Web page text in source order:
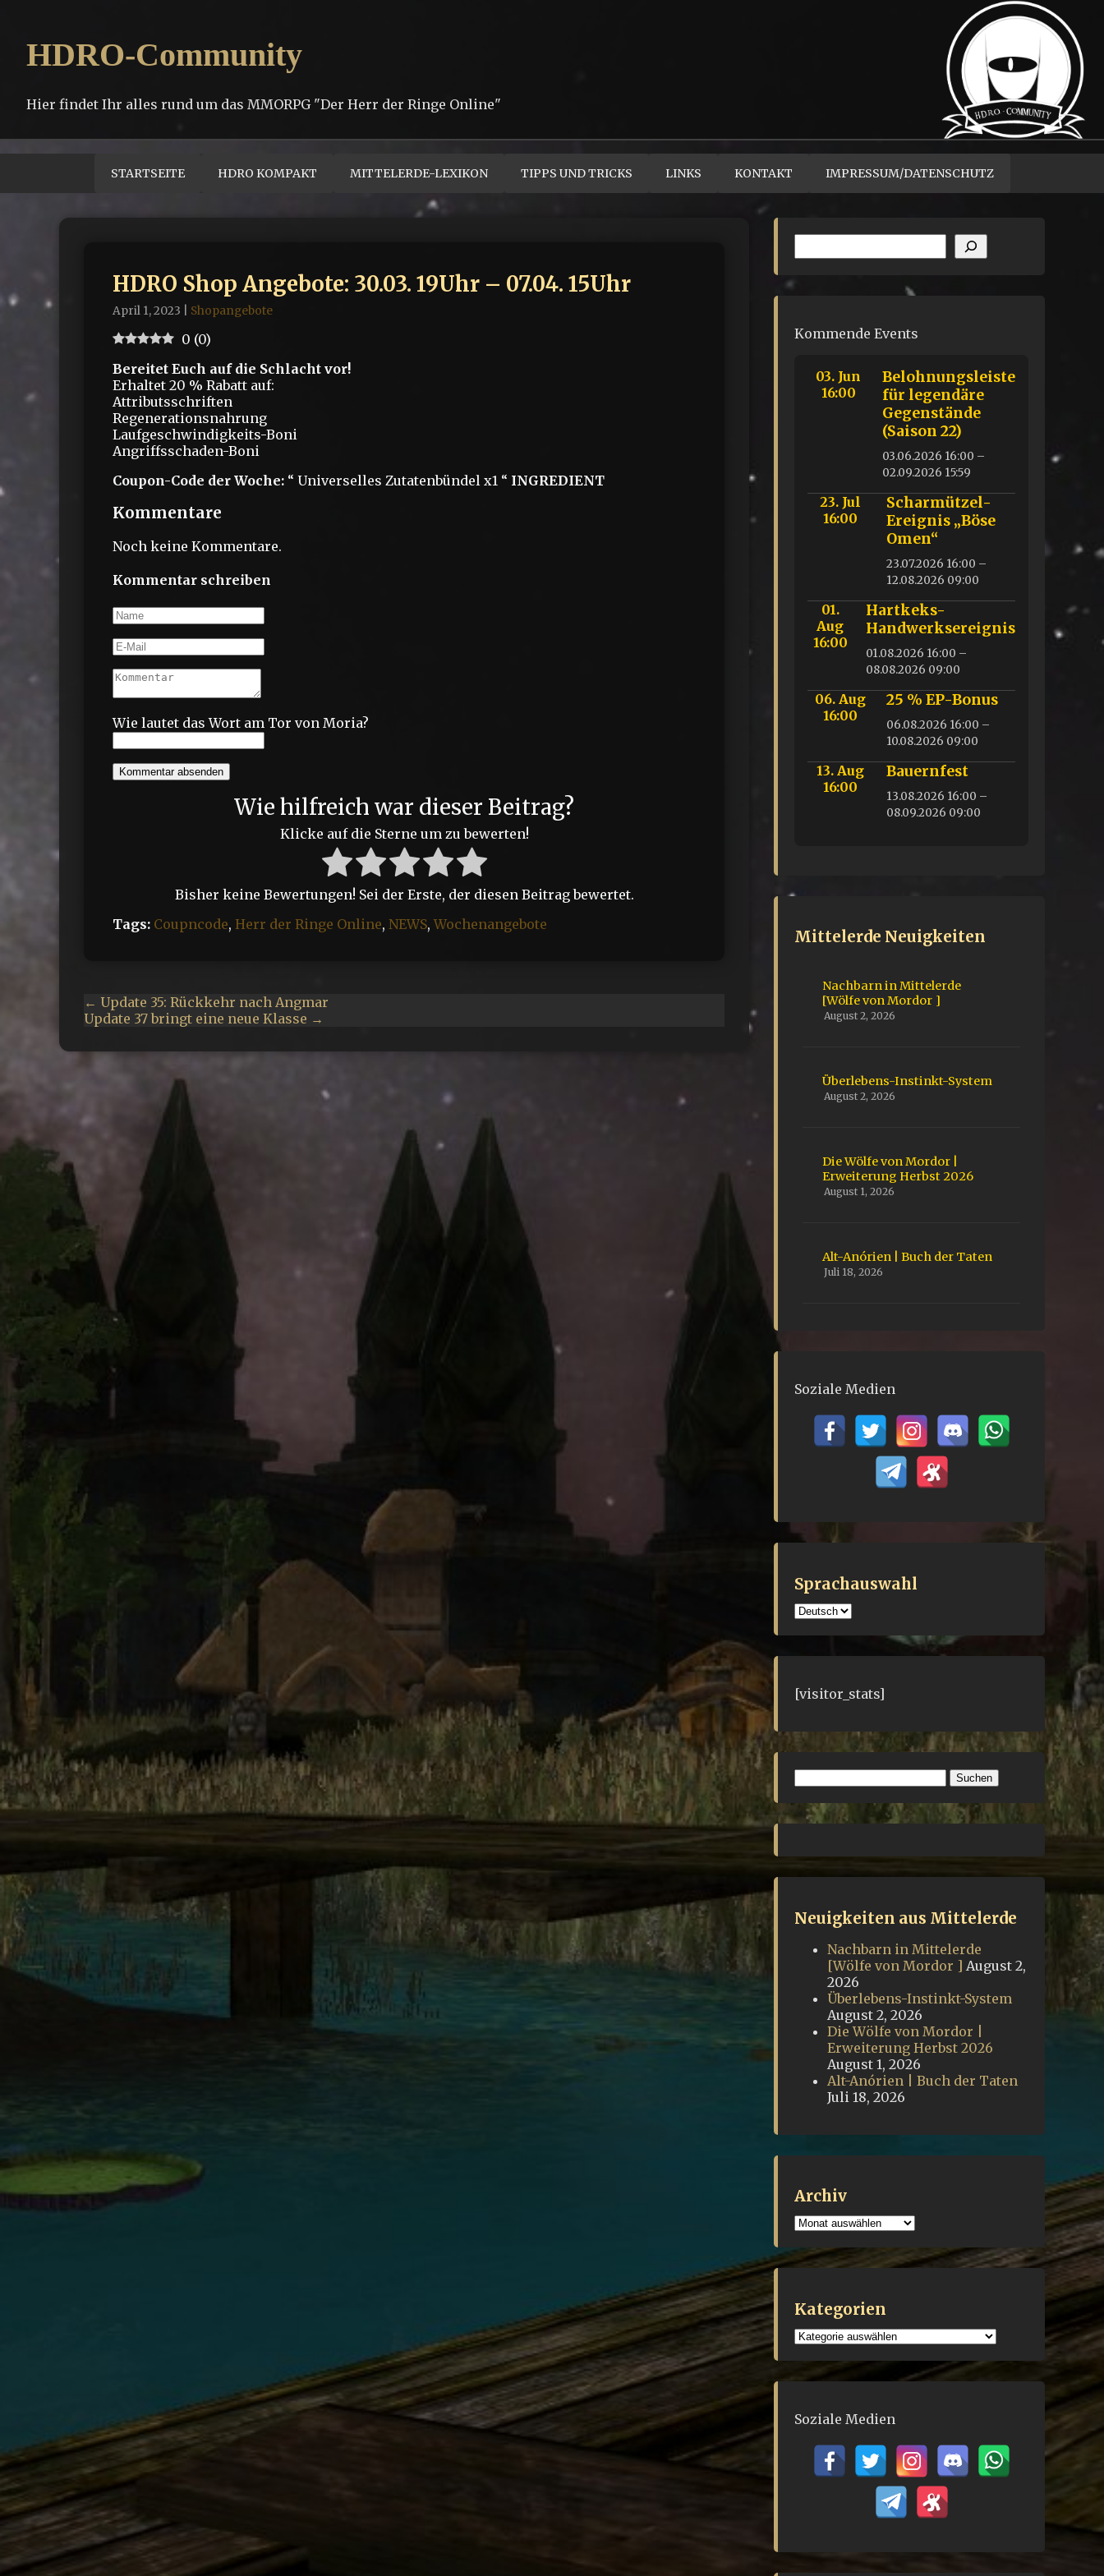
HDRO-Community
Hier findet Ihr alles rund um das MMORPG "Der Herr der Ringe Online"
STARTSEITE HDRO KOMPAKT MITTELERDE-LEXIKON TIPPS UND TRICKS LINKS KONTAKT IMPRESSUM/DATENSCHUTZ
HDRO Shop Angebote: 30.03. 19Uhr – 07.04. 15Uhr
April 1, 2023 Shopangebote
0 (0)
Bereitet Euch auf die Schlacht vor!
Erhaltet 20 % Rabatt auf:
Attributsschriften
Regenerationsnahrung
Laufgeschwindigkeits-Boni
Angriffsschaden-Boni
Coupon-Code der Woche: “ Universelles Zutatenbündel x1 “ INGREDIENT
Kommentare
Noch keine Kommentare.
Kommentar schreiben
Wie lautet das Wort am Tor von Moria?
Kommentar absenden
Wie hilfreich war dieser Beitrag?
Klicke auf die Sterne um zu bewerten!
Bisher keine Bewertungen! Sei der Erste, der diesen Beitrag bewertet.
Tags: Coupncode, Herr der Ringe Online, NEWS, Wochenangebote
← Update 35: Rückkehr nach Angmar
Update 37 bringt eine neue Klasse →
Kommende Events
03. Jun
16:00
Belohnungsleiste
für legendäre
Gegenstände
(Saison 22)
03.06.2026 16:00 –
02.09.2026 15:59
23. Jul
16:00
Scharmützel-
Ereignis „Böse
Omen“
23.07.2026 16:00 –
12.08.2026 09:00
01.
Aug
16:00
Hartkeks-
Handwerksereignis
01.08.2026 16:00 –
08.08.2026 09:00
06. Aug
16:00
25 % EP-Bonus
06.08.2026 16:00 –
10.08.2026 09:00
13. Aug
16:00
Bauernfest
13.08.2026 16:00 –
08.09.2026 09:00
Mittelerde Neuigkeiten
Nachbarn in Mittelerde
[Wölfe von Mordor ]
August 2, 2026
Überlebens-Instinkt-System
August 2, 2026
Die Wölfe von Mordor |
Erweiterung Herbst 2026
August 1, 2026
Alt-Anórien | Buch der Taten
Juli 18, 2026
Soziale Medien
Sprachauswahl
Sprachauswahl
[visitor_stats]
Neuigkeiten aus Mittelerde
Nachbarn in Mittelerde
[Wölfe von Mordor ] August 2,
2026
Überlebens-Instinkt-System
August 2, 2026
Die Wölfe von Mordor |
Erweiterung Herbst 2026
August 1, 2026
Alt-Anórien | Buch der Taten
Juli 18, 2026
Archiv
Archiv
Kategorien
Kategorien
Soziale Medien